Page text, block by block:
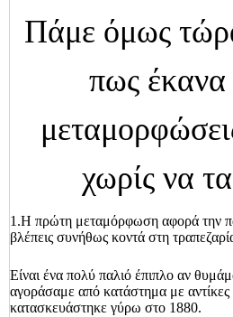
Πάμε όμως
πως
χωρίς να
1.Η πρώτη μεταμόρφωση αφορά την
βλέπεις συνήθως κοντά στη
Είναι ένα πολύ παλιό έπιπλο αν
αγοράσαμε από κατάστημα με αντίκες
κατασκευάστηκε γύρω στο 1880.